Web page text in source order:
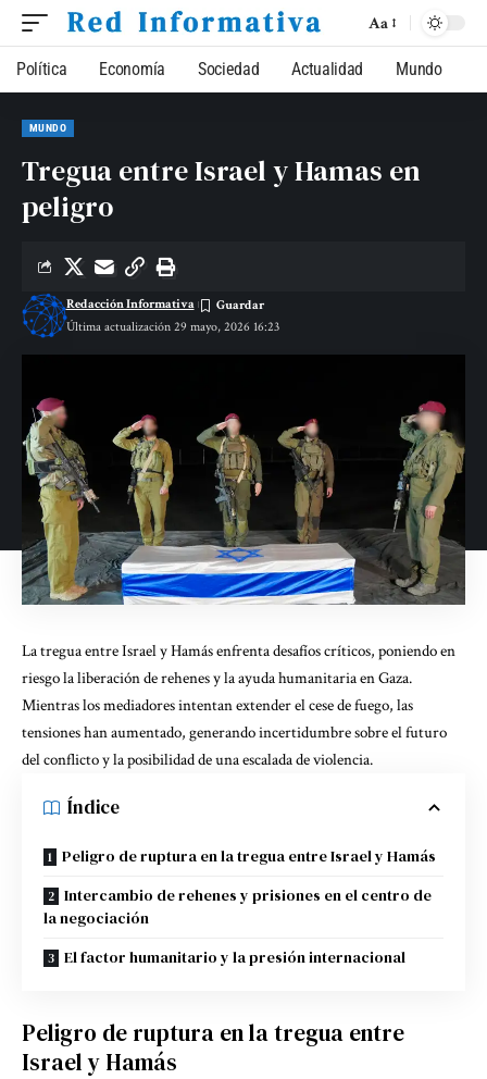
Aa
Política Economía Sociedad Actualidad Mundo
MUNDO
Tregua entre Israel y Hamas en
peligro
Última actualización 29 mayo, 2026 16:23
Redacción Informativa
La tregua entre Israel y Hamás enfrenta desafíos críticos, poniendo en
riesgo la liberación de rehenes y la ayuda humanitaria en Gaza.
Mientras los mediadores intentan extender el cese de fuego, las
tensiones han aumentado, generando incertidumbre sobre el futuro
del conflicto y la posibilidad de una escalada de violencia.
Índice
Peligro de ruptura en la tregua entre Israel y Hamás
Intercambio de rehenes y prisiones en el centro de
la negociación
El factor humanitario y la presión internacional
Peligro de ruptura en la tregua entre
Israel y Hamás